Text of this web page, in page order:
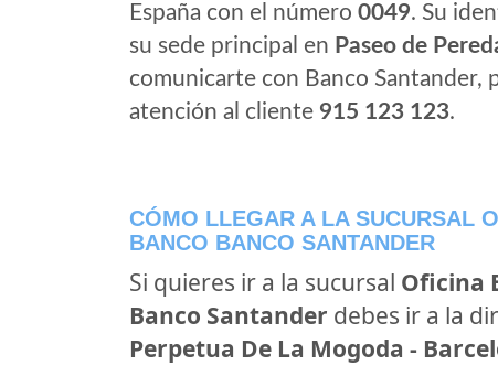
España con el número 0049. Su
su sede principal en Paseo de
comunicarte con Banco Santander,
atención al cliente 915 123 123.
CÓMO LLEGAR A LA SUCURSAL
BANCO BANCO SANTANDER
Si quieres ir a la sucursal Oficina
Banco Santander debes ir a la
Perpetua De La Mogoda -